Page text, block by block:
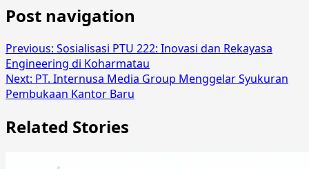
Post navigation
Previous: Sosialisasi PTU 222: Inovasi dan Rekayasa
Engineering di Koharmatau
Next: PT. Internusa Media Group Menggelar Syukuran
Pembukaan Kantor Baru
Related Stories